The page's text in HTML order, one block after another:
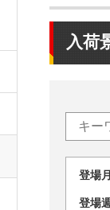
入荷
登
登